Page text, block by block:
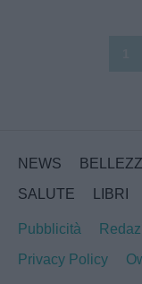
NEWS
SALUTE
LIBRI
Pubblicità
Privacy Policy